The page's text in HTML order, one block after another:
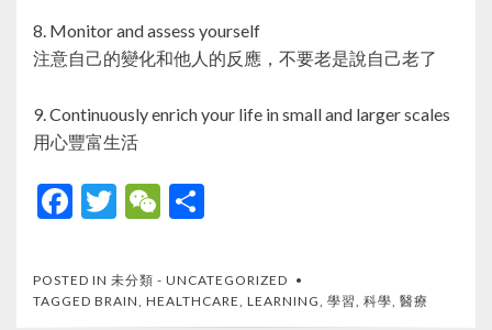
8. Monitor and assess yourself
注意自己的變化和他人的反應，不要老是說自己老了
9. Continuously enrich your life in small and larger scales
用心豐富生活
F
e
b
T
itt
er
W
C
h
ar
e
POSTED IN 未分類 - UNCATEGORIZED
TAGGED BRAIN, HEALTHCARE, LEARNING, 學習, 科學, 醫療